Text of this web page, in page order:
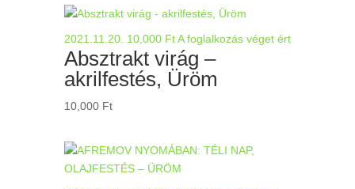
2021.11.20. 10,000 Ft A foglalkozás véget ért
Absztrakt virág –
akrilfestés, Üröm
10,000 Ft